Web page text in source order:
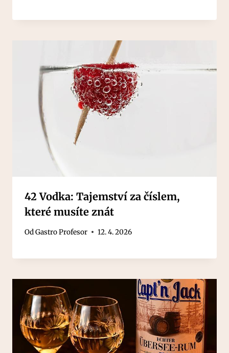
42 Vodka: Tajemství za číslem,
které musíte znát
OdGastro Profesor 12. 4. 2026